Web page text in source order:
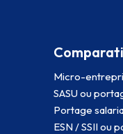
Micro-
SASU ou
Portage
ESN / SSII ou